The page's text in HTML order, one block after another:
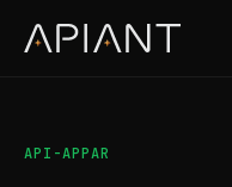
API-APPAR